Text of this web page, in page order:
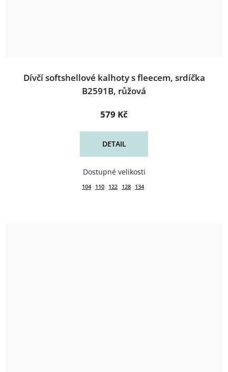
Dívčí softshellové kalhoty s fleecem, srdíčka
B2591B, růžová
579 Kč
DETAIL
104 110 122 128 134